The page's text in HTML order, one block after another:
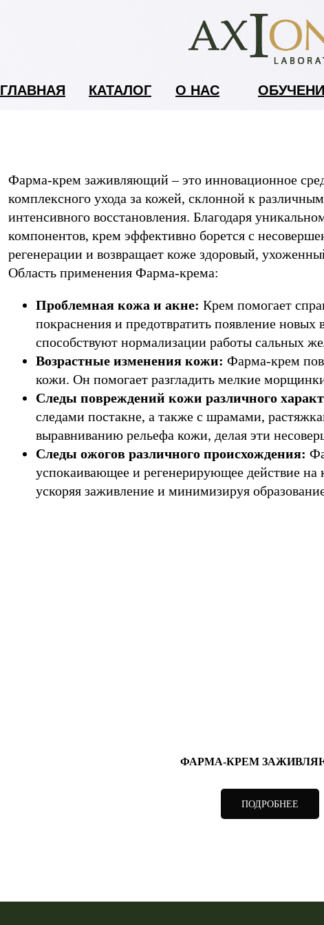
ГЛАВНАЯ О НАС
НОВОСТИ АКЦИИ
КАТАЛОГ
Фарма-крем заживляющий – это инновационное
комплексного ухода за кожей, склонной к
интенсивного восстановления. Благодаря
компонентов, крем эффективно борется с
регенерации и возвращает коже здоровый,
Область применения Фарма-крема:
Проблемная кожа и акне: Крем помогает
покраснения и предотвратить появление
способствуют нормализации работы сальных
Возрастные изменения кожи: Фарма-крем
кожи. Он помогает разгладить мелкие
Следы повреждений кожи различного
следами постакне, а также с шрамами,
выравниванию рельефа кожи, делая эти
Следы ожогов различного происхождения:
успокаивающее и регенерирующее действие
ускоряя заживление и минимизируя
ФАРМА-КРЕМ
ПОДРОБНЕЕ